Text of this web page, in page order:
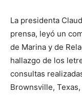
La presidenta
prensa, leyó un
de Marina y de
hallazgo de los
consultas
Brownsville,